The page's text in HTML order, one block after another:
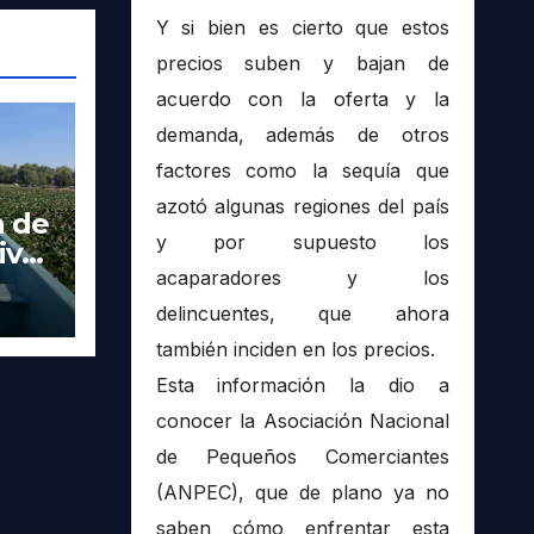
de
Y si bien es cierto que estos
precios suben y bajan de
acuerdo con la oferta y la
demanda, además de otros
factores como la sequía que
azotó algunas regiones del país
y por supuesto los
acaparadores y los
delincuentes, que ahora
también inciden en los precios.
Esta información la dio a
conocer la Asociación Nacional
de Pequeños Comerciantes
(ANPEC), que de plano ya no
saben cómo enfrentar esta